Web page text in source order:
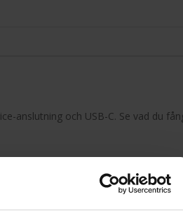
anslutning och USB-C. Se vad du